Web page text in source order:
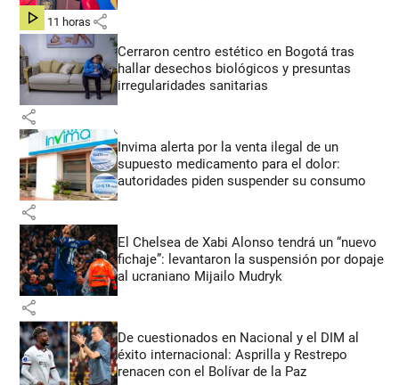
hace 11 horas share
Cerraron centro estético en Bogotá tras
hallar desechos biológicos y presuntas
irregularidades sanitarias
share
Invima alerta por la venta ilegal de un
supuesto medicamento para el dolor:
autoridades piden suspender su consumo
share
El Chelsea de Xabi Alonso tendrá un “nuevo
fichaje”: levantaron la suspensión por dopaje
al ucraniano Mijailo Mudryk
share
De cuestionados en Nacional y el DIM al
éxito internacional: Asprilla y Restrepo
renacen con el Bolívar de la Paz